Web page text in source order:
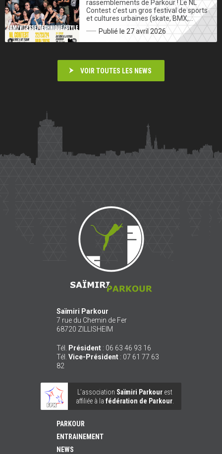
rassemblements de Parkour ! Le NL
Contest c’est un gros festival de sports
et cultures urbaines (skate, BMX,…
Publié le 27 avril 2026
VOIR TOUTES LES NEWS
Saïmiri
Parkour
Saïmiri Parkour
7 rue du Chemin de Fer
68720 ZILLISHEIM
Tél. Président : 06 63 46 93 16
Tél. Vice-Président : 07 61 77 63
82
L’association Saïmiri Parkourest
affiliée à la fédération de Parkour.
PARKOUR
ENTRAINEMENT
NEWS